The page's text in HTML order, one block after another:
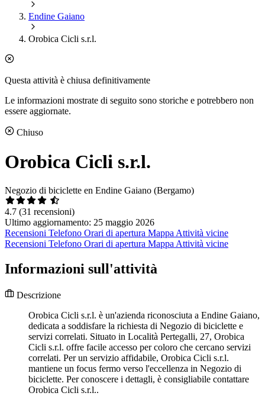
Endine Gaiano
Orobica Cicli s.r.l.
Questa attività è chiusa definitivamente
Le informazioni mostrate di seguito sono storiche e potrebbero non
essere aggiornate.
Chiuso
Orobica Cicli s.r.l.
Negozio di biciclette en Endine Gaiano (Bergamo)
4.7 (31 recensioni)
Ultimo aggiornamento: 25 maggio 2026
Recensioni Telefono Orari di apertura Mappa Attività vicine
Recensioni Telefono Orari di apertura Mappa Attività vicine
Informazioni sull'attività
Descrizione
Orobica Cicli s.r.l. è un'azienda riconosciuta a Endine Gaiano,
dedicata a soddisfare la richiesta di Negozio di biciclette e
servizi correlati. Situato in Località Pertegalli, 27, Orobica
Cicli s.r.l. offre facile accesso per coloro che cercano servizi
correlati. Per un servizio affidabile, Orobica Cicli s.r.l.
mantiene un focus fermo verso l'eccellenza in Negozio di
biciclette. Per conoscere i dettagli, è consigliabile contattare
Orobica Cicli s.r.l..